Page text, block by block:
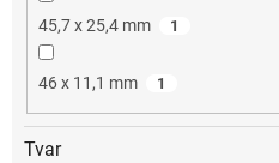
45,7 x 25,4 mm 1
46 x 11,1 mm 1
Tvar